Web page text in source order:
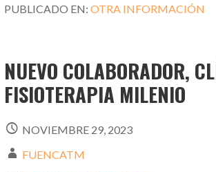
PUBLICADO EN:OTRA INFORMACIÓN
NUEVO COLABORADOR,
FISIOTERAPIA MILENIO
NOVIEMBRE 29, 2023
FUENCATM